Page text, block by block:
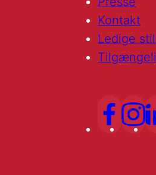
Kontakt
Ledige